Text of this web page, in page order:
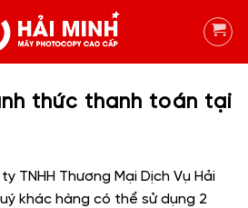
thức thanh toán tại
TNHH Thương Mại Dịch Vụ Hải
khác hàng có thể sử dụng 2